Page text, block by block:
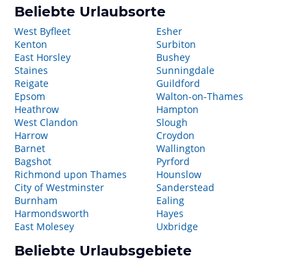
Beliebte Urlaubsorte
West Byfleet
Kenton
East Horsley
Staines
Reigate
Epsom
Heathrow
West Clandon
Harrow
Barnet
Bagshot
Richmond upon Thames
City of Westminster
Burnham
Harmondsworth
East Molesey
Esher
Surbiton
Bushey
Sunningdale
Guildford
Walton-on-Thames
Hampton
Slough
Croydon
Wallington
Pyrford
Hounslow
Sanderstead
Ealing
Hayes
Uxbridge
Beliebte Urlaubsgebiete